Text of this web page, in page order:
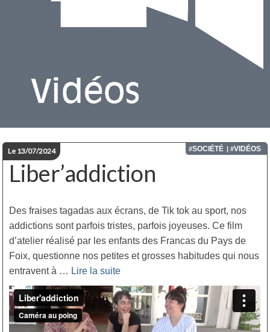
Le 13/07/2024 #SOCIÉTÉ | #VIDÉOS
Liber’addiction
Des fraises tagadas aux écrans, de Tik tok au sport, nos
addictions sont parfois tristes, parfois joyeuses. Ce film
d’atelier réalisé par les enfants des Francas du Pays de
Foix, questionne nos petites et grosses habitudes qui nous
entravent à … Lire la suite­­
Réalisation :Les enfants du Francas du Pays de Foix,
accompagnés de Marie Gayzard de Caméra au Poing
et d’Agnès Gontier de Résonance Sonore